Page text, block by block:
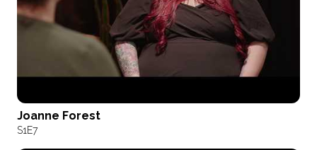
Joanne Forest
S1E7